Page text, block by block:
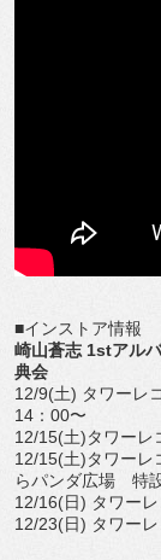
■インストア情報
崎山蒼志 1stアル
典会
12/9(土) タワーレ
14：00〜
12/15(土)タワー
12/15(土)タワー
らパンダ広場 特
12/16(日) タワー
12/23(日) タワー